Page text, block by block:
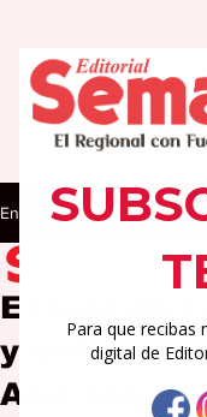
Entrada
Estado de
y
AAA son la